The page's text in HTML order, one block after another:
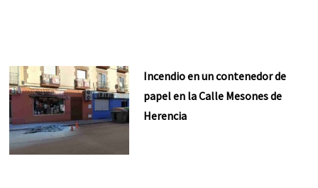
Incendio en un contenedor de
papel en la Calle Mesones de
Herencia